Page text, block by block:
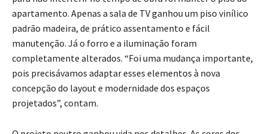
apartamento. Apenas a sala de TV ganhou um piso vinílico
padrão madeira, de prático assentamento e fácil
manutenção. Já o forro e a iluminação foram
completamente alterados. “Foi uma mudança importante,
pois precisávamos adaptar esses elementos à nova
concepção do layout e modernidade dos espaços
projetados”, contam.